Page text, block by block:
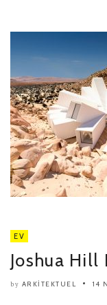
EV
Joshua Hill
by ARKITEKTUEL 14